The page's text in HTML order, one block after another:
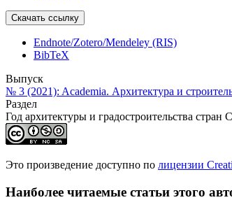
Скачать ссылку
Endnote/Zotero/Mendeley (RIS)
BibTeX
Выпуск
№ 3 (2021): Academia. Архитектура и
Раздел
Год архитектуры и градостроительства стран
Это произведение доступно по лицензии
Наиболее читаемые статьи этого